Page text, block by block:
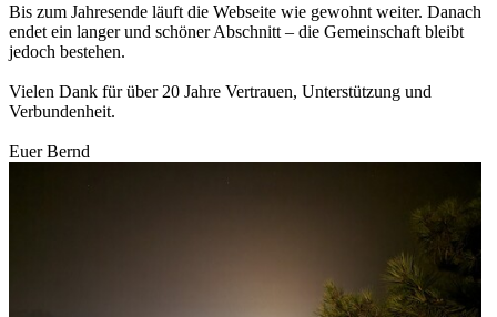
Bis zum Jahresende läuft die Webseite wie gewohnt weiter. Danach
endet ein langer und schöner Abschnitt – die Gemeinschaft bleibt
jedoch bestehen.
Vielen Dank für über 20 Jahre Vertrauen, Unterstützung und
Verbundenheit.
Euer Bernd